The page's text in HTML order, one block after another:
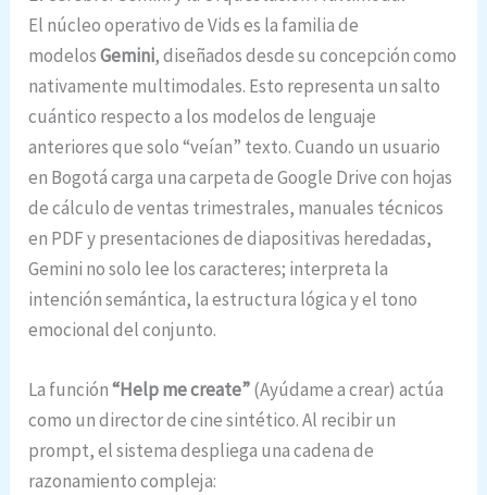
El núcleo operativo de Vids es la familia de
modelosGemini, diseñados desde su concepción como
nativamente multimodales. Esto representa un salto
cuántico respecto a los modelos de lenguaje
anteriores que solo “veían” texto. Cuando un usuario
en Bogotá carga una carpeta de Google Drive con hojas
de cálculo de ventas trimestrales, manuales técnicos
en PDF y presentaciones de diapositivas heredadas,
Gemini no solo lee los caracteres; interpreta la
intención semántica, la estructura lógica y el tono
emocional del conjunto.
La función“Help me create”(Ayúdame a crear) actúa
como un director de cine sintético. Al recibir un
prompt, el sistema despliega una cadena de
razonamiento compleja: